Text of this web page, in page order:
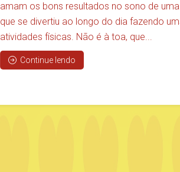
amam os bons resultados no sono de
que se divertiu ao longo do dia fazendo
atividades físicas. Não é à toa, que...
Continue lendo